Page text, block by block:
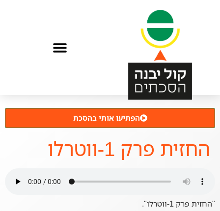
הפתיעו אותי בהסכת
החזית פרק 1-ווטרלו
"החזית פרק 1-ווטרלו".